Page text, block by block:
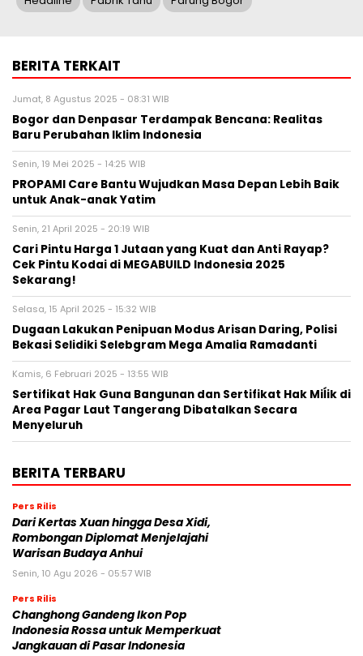
BERITA TERKAIT
Jumat, 8 Agustus 2025 - 08:31 WIB
Bogor dan Denpasar Terdampak Bencana: Realitas
Baru Perubahan Iklim Indonesia
Senin, 19 Mei 2025 - 14:25 WIB
PROPAMI Care Bantu Wujudkan Masa Depan Lebih Baik
untuk Anak-anak Yatim
Senin, 21 April 2025 - 20:19 WIB
Cari Pintu Harga 1 Jutaan yang Kuat dan Anti Rayap?
Cek Pintu Kodai di MEGABUILD Indonesia 2025
Sekarang!
Selasa, 15 April 2025 - 15:32 WIB
Dugaan Lakukan Penipuan Modus Arisan Daring, Polisi
Bekasi Selidiki Selebgram Mega Amalia Ramadanti
Kamis, 6 Februari 2025 - 13:55 WIB
Sertifikat Hak Guna Bangunan dan Sertifikat Hak Miĺik di
Area Pagar Laut Tangerang Dibatalkan Secara
Menyeluruh
BERITA TERBARU
Pers Rilis
Dari Kertas Xuan hingga Desa Xidi,
Rombongan Diplomat Menjelajahi
Warisan Budaya Anhui
Senin, 10 Agu 2026 - 05:57 WIB
Pers Rilis
Changhong Gandeng Ikon Pop
Indonesia Rossa untuk Memperkuat
Jangkauan di Pasar Indonesia